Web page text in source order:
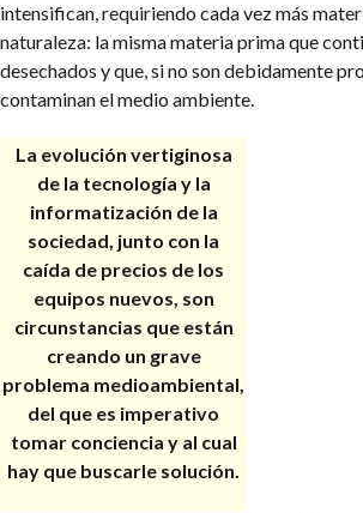
intensifican, requiriendo cada vez más
naturaleza: la misma materia prima que
desechados y que, si no son debidamente
contaminan el medio ambiente.
La evolución vertiginosa
de la tecnología y la
informatización de la
sociedad, junto con la
caída de precios de los
equipos nuevos, son
circunstancias que están
creando un grave
problema medioambiental,
del que es imperativo
tomar conciencia y al cual
hay que buscarle solución.